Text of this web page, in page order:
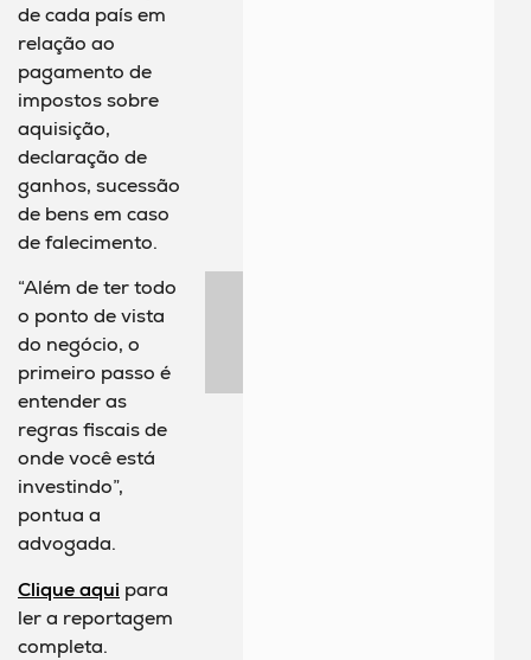
de cada país em
relação ao
pagamento de
impostos sobre
aquisição,
declaração de
ganhos, sucessão
de bens em caso
de falecimento.
“Além de ter todo
o ponto de vista
do negócio, o
primeiro passo é
entender as
regras fiscais de
onde você está
investindo”,
pontua a
advogada.
Clique aqui para
ler a reportagem
completa.